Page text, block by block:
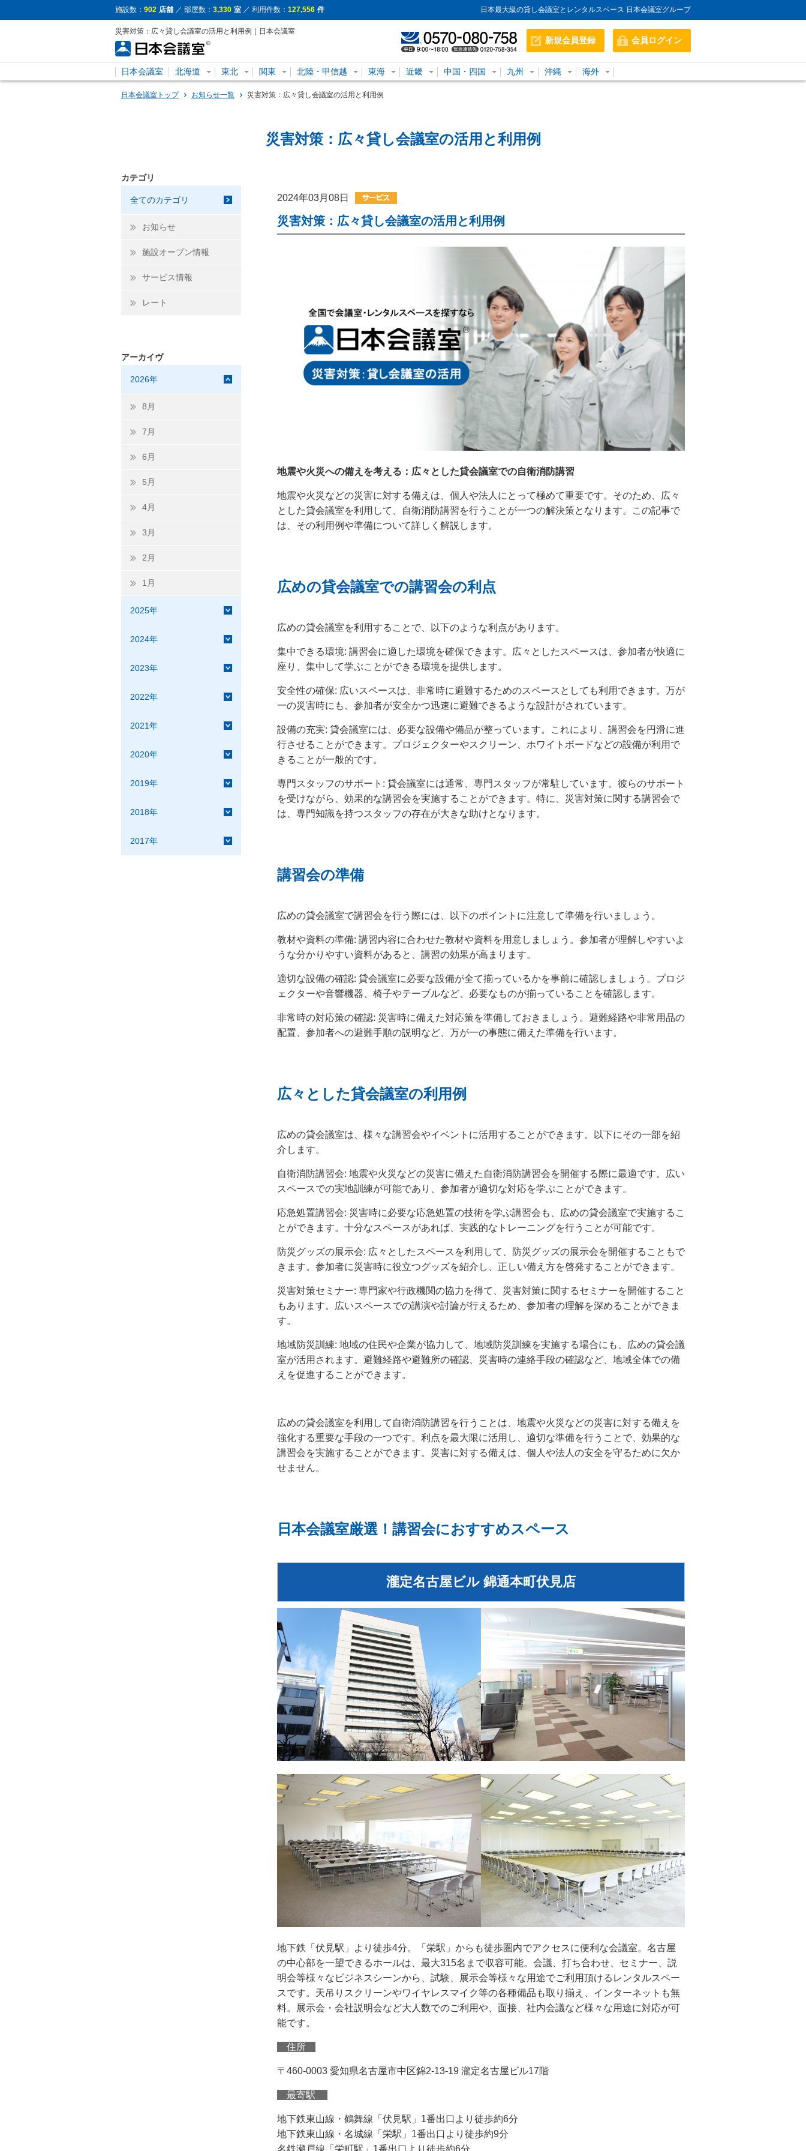
施設数： 902 店舗 ／ 部屋数： 3,330 室 ／ 利用件数： 127,556 件 日本最大級の貸し会議室とレンタルスペース 日本会議室グループ
災害対策：広々貸し会議室の活用と利用例｜日本会議室
新規会員登録 会員ログイン
日本会議室 北海道 東北 関東 北陸・甲信越 東海 近畿 中国・四国 九州 沖縄 海外
日本会議室トップ お知らせ一覧 災害対策：広々貸し会議室の活用と利用例
災害対策：広々貸し会議室の活用と利用例
カテゴリ
全てのカテゴリ
お知らせ
施設オープン情報
サービス情報
レート
アーカイヴ
2026年
8月
7月
6月
5月
4月
3月
2月
1月
2025年
2024年
2023年
2022年
2021年
2020年
2019年
2018年
2017年
2024年03月08日
災害対策：広々貸し会議室の活用と利用例
地震や火災への備えを考える：広々とした貸会議室での自衛消防講習
地震や火災などの災害に対する備えは、個人や法人にとって極めて重要です。そのため、広々
とした貸会議室を利用して、自衛消防講習を行うことが一つの解決策となります。この記事で
は、その利用例や準備について詳しく解説します。
広めの貸会議室での講習会の利点
広めの貸会議室を利用することで、以下のような利点があります。
集中できる環境: 講習会に適した環境を確保できます。広々としたスペースは、参加者が快適に
座り、集中して学ぶことができる環境を提供します。
安全性の確保: 広いスペースは、非常時に避難するためのスペースとしても利用できます。万が
一の災害時にも、参加者が安全かつ迅速に避難できるような設計がされています。
設備の充実: 貸会議室には、必要な設備や備品が整っています。これにより、講習会を円滑に進
行させることができます。プロジェクターやスクリーン、ホワイトボードなどの設備が利用で
きることが一般的です。
専門スタッフのサポート: 貸会議室には通常、専門スタッフが常駐しています。彼らのサポート
を受けながら、効果的な講習会を実施することができます。特に、災害対策に関する講習会で
は、専門知識を持つスタッフの存在が大きな助けとなります。
講習会の準備
広めの貸会議室で講習会を行う際には、以下のポイントに注意して準備を行いましょう。
教材や資料の準備: 講習内容に合わせた教材や資料を用意しましょう。参加者が理解しやすいよ
うな分かりやすい資料があると、講習の効果が高まります。
適切な設備の確認: 貸会議室に必要な設備が全て揃っているかを事前に確認しましょう。プロジ
ェクターや音響機器、椅子やテーブルなど、必要なものが揃っていることを確認します。
非常時の対応策の確認: 災害時に備えた対応策を準備しておきましょう。避難経路や非常用品の
配置、参加者への避難手順の説明など、万が一の事態に備えた準備を行います。
広々とした貸会議室の利用例
広めの貸会議室は、様々な講習会やイベントに活用することができます。以下にその一部を紹
介します。
自衛消防講習会: 地震や火災などの災害に備えた自衛消防講習会を開催する際に最適です。広い
スペースでの実地訓練が可能であり、参加者が適切な対応を学ぶことができます。
応急処置講習会: 災害時に必要な応急処置の技術を学ぶ講習会も、広めの貸会議室で実施するこ
とができます。十分なスペースがあれば、実践的なトレーニングを行うことが可能です。
防災グッズの展示会: 広々としたスペースを利用して、防災グッズの展示会を開催することもで
きます。参加者に災害時に役立つグッズを紹介し、正しい備え方を啓発することができます。
災害対策セミナー: 専門家や行政機関の協力を得て、災害対策に関するセミナーを開催すること
もあります。広いスペースでの講演や討論が行えるため、参加者の理解を深めることができま
す。
地域防災訓練: 地域の住民や企業が協力して、地域防災訓練を実施する場合にも、広めの貸会議
室が活用されます。避難経路や避難所の確認、災害時の連絡手段の確認など、地域全体での備
えを促進することができます。
広めの貸会議室を利用して自衛消防講習を行うことは、地震や火災などの災害に対する備えを
強化する重要な手段の一つです。利点を最大限に活用し、適切な準備を行うことで、効果的な
講習会を実施することができます。災害に対する備えは、個人や法人の安全を守るために欠か
せません。
日本会議室厳選！講習会におすすめスペース
瀧定名古屋ビル 錦通本町伏見店
地下鉄「伏見駅」より徒歩4分。「栄駅」からも徒歩圏内でアクセスに便利な会議室。名古屋
の中心部を一望できるホールは、最大315名まで収容可能。会議、打ち合わせ、セミナー、説
明会等様々なビジネスシーンから、試験、展示会等様々な用途でご利用頂けるレンタルスペー
スです。天吊りスクリーンやワイヤレスマイク等の各種備品も取り揃え、インターネットも無
料。展示会・会社説明会など大人数でのご利用や、面接、社内会議など様々な用途に対応が可
能です。
住所
〒460-0003 愛知県名古屋市中区錦2-13-19 瀧定名古屋ビル17階
最寄駅
地下鉄東山線・鶴舞線「伏見駅」1番出口より徒歩約6分
地下鉄東山線・名城線「栄駅」1番出口より徒歩約9分
名鉄瀬戸線「栄町駅」1番出口より徒歩約6分